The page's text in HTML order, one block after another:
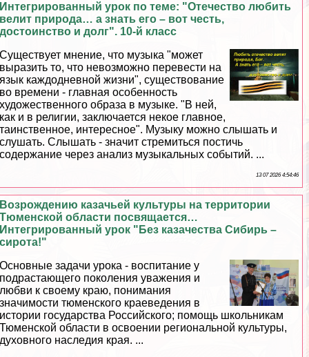
Интегрированный урок по теме: "Отечество любить
велит природа… а знать его – вот честь,
достоинство и долг". 10-й класс
Существует мнение, что музыка "может
выразить то, что невозможно перевести на
язык каждодневной жизни", существование
во времени - главная особенность
художественного образа в музыке. "В ней,
как и в религии, заключается некое главное,
таинственное, интересное". Музыку можно слышать и
слушать. Слышать - значит стремиться постичь
содержание через анализ музыкальных событий. ...
13 07 2026 4:54:46
Возрождению казачьей культуры на территории
Тюменской области посвящается…
Интегрированный урок "Без казачества Сибирь –
сирота!"
Основные задачи урока - воспитание у
подрастающего поколения уважения и
любви к своему краю, понимания
значимости тюменского краеведения в
истории государства Российского; помощь школьникам
Тюменской области в освоении региональной культуры,
духовного наследия края. ...